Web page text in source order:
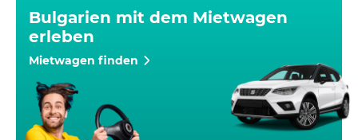
Bulgarien mit dem Mietwagen
erleben
Mietwagen finden